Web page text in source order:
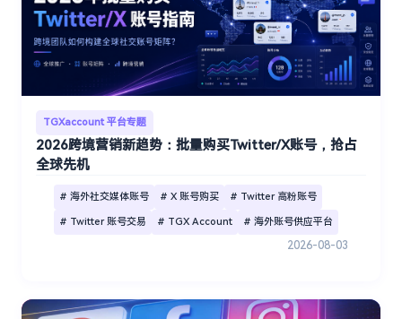
TGXaccount 平台专题
2026跨境营销新趋势：批量购买Twitter/X账号，抢占
全球先机
# 海外社交媒体账号 # X 账号购买 # Twitter 高粉账号
# Twitter 账号交易 # TGX Account # 海外账号供应平台
2026-08-03